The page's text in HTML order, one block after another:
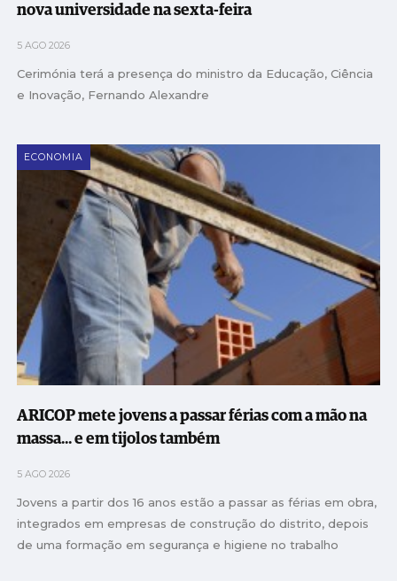
nova universidade na sexta-feira
5 AGO 2026
Cerimónia terá a presença do ministro da Educação, Ciência
e Inovação, Fernando Alexandre
ECONOMIA
ARICOP mete jovens a passar férias com a mão na
massa... e em tijolos também
5 AGO 2026
Jovens a partir dos 16 anos estão a passar as férias em obra,
integrados em empresas de construção do distrito, depois
de uma formação em segurança e higiene no trabalho